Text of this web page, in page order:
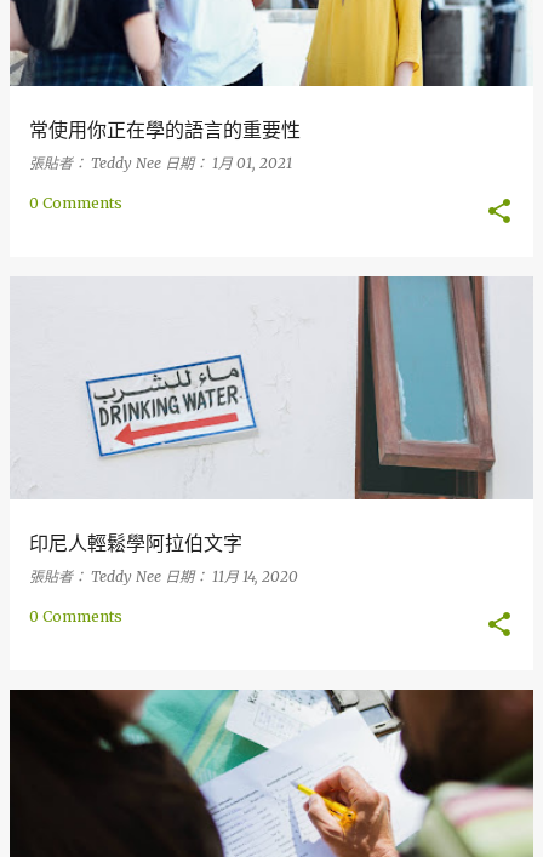
常使用你正在學的語言的重要性
張貼者： Teddy Nee 日期： 1月 01, 2021
0 Comments
印尼人輕鬆學阿拉伯文字
張貼者： Teddy Nee 日期： 11月 14, 2020
0 Comments